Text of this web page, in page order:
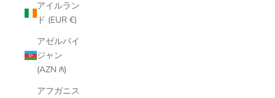
アイルラン
ド (EUR €)
アゼルバイ
ジャン
(AZN ₼)
アフガニス